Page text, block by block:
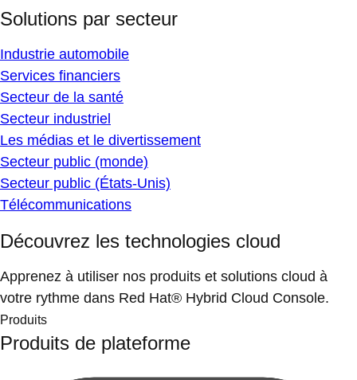
Solutions par secteur
Industrie automobile
Services financiers
Secteur de la santé
Secteur industriel
Les médias et le divertissement
Secteur public (monde)
Secteur public (États-Unis)
Télécommunications
Découvrez les technologies cloud
Apprenez à utiliser nos produits et solutions cloud à
votre rythme dans Red Hat® Hybrid Cloud Console.
Produits
Produits de plateforme